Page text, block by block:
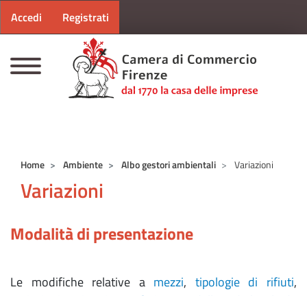
Menu profilo utente
Accedi Registrati
Home Ambiente Albo gestori ambientali Variazioni
Variazioni
Modalità di presentazione
Le modifiche relative a mezzi, tipologie di rifiuti,